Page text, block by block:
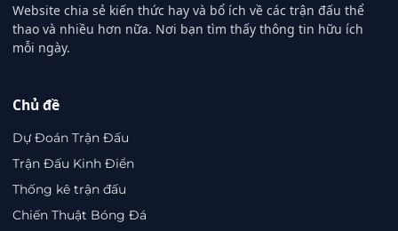
Website chia sẻ kiến thức hay và bổ ích về các trận đấu thể
thao và nhiều hơn nữa. Nơi bạn tìm thấy thông tin hữu ích
mỗi ngày.
Chủ đề
Dự Đoán Trận Đấu
Trận Đấu Kinh Điển
Thống kê trận đấu
Chiến Thuật Bóng Đá